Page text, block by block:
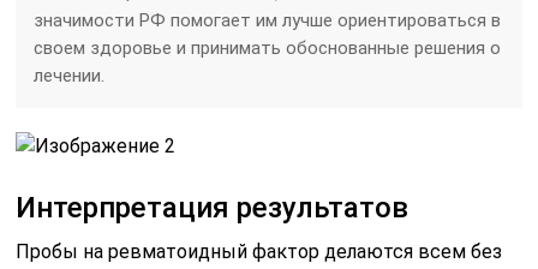
значимости РФ помогает им лучше ориентироваться в
своем здоровье и принимать обоснованные решения о
лечении.
Интерпретация результатов
Пробы на ревматоидный фактор делаются всем без